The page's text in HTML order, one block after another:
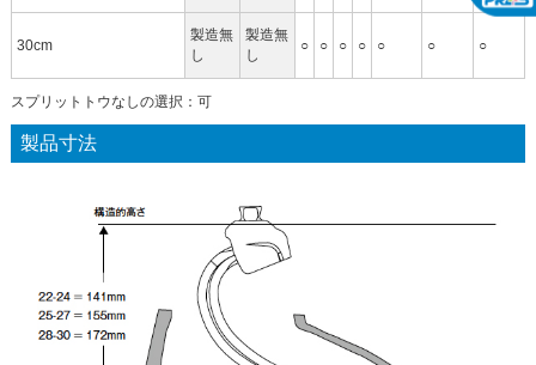
30cm
製造無
し
製造無
し
○ ○ ○ ○ ○ ○ ○
スプリットトウなしの選択：可
製品寸法